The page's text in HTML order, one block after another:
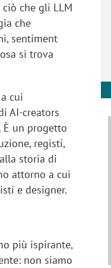
che gli LLM
che
sentiment
si trova
cui
AI-creators
un progetto
registi,
storia di
attorno a cui
e designer.
più ispirante,
non siamo
Neri, Ipsos
descrivere i
e